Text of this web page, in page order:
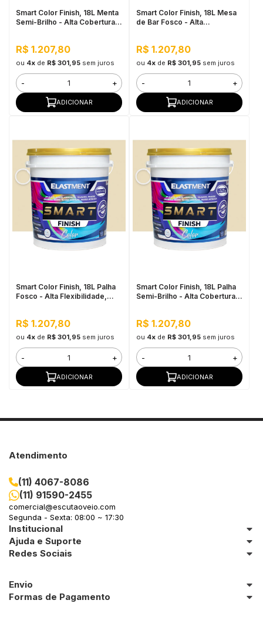
Smart Color Finish, 18L Menta
Semi-Brilho - Alta Cobertura e
R$ 1.207,80
ou 4xde R$ 301,95 sem juros
- +
ADICIONAR
Smart Color Finish, 18L Mesa
de Bar Fosco - Alta
R$ 1.207,80
ou 4xde R$ 301,95 sem juros
- +
ADICIONAR
Smart Color Finish, 18L Palha
Fosco - Alta Flexibilidade,
R$ 1.207,80
ou 4xde R$ 301,95 sem juros
- +
ADICIONAR
Smart Color Finish, 18L Palha
Semi-Brilho - Alta Cobertura e
R$ 1.207,80
ou 4xde R$ 301,95 sem juros
- +
ADICIONAR
Atendimento
(11) 4067-8086
(11) 91590-2455
comercial@escutaoveio.com
Segunda - Sexta: 08:00 ~ 17:30
Institucional
Ajuda e Suporte
Redes Sociais
Envio
Formas de Pagamento